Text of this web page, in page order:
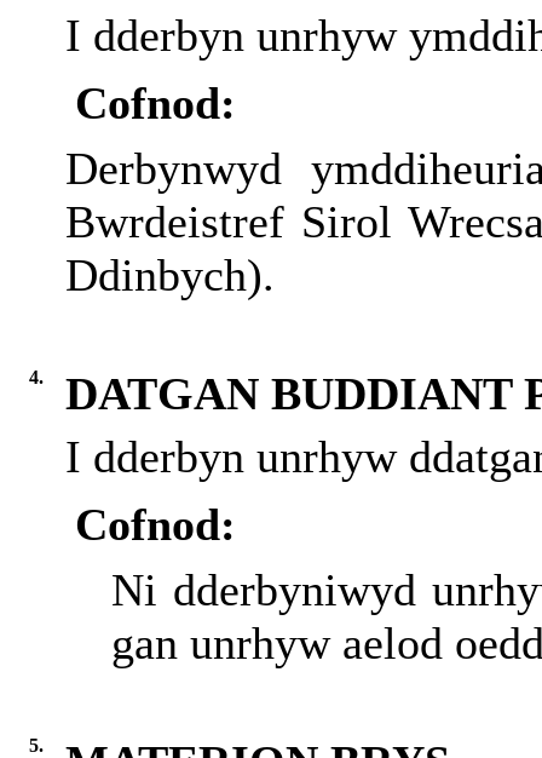
I dderbyn unrhyw
Cofnod:
Derbynwyd
Bwrdeistref Sirol
Ddinbych).
4.
DATGAN BUDDIANT
I dderbyn unrhyw
Cofnod:
Ni dderbyniwyd
gan unrhyw aelod
5.